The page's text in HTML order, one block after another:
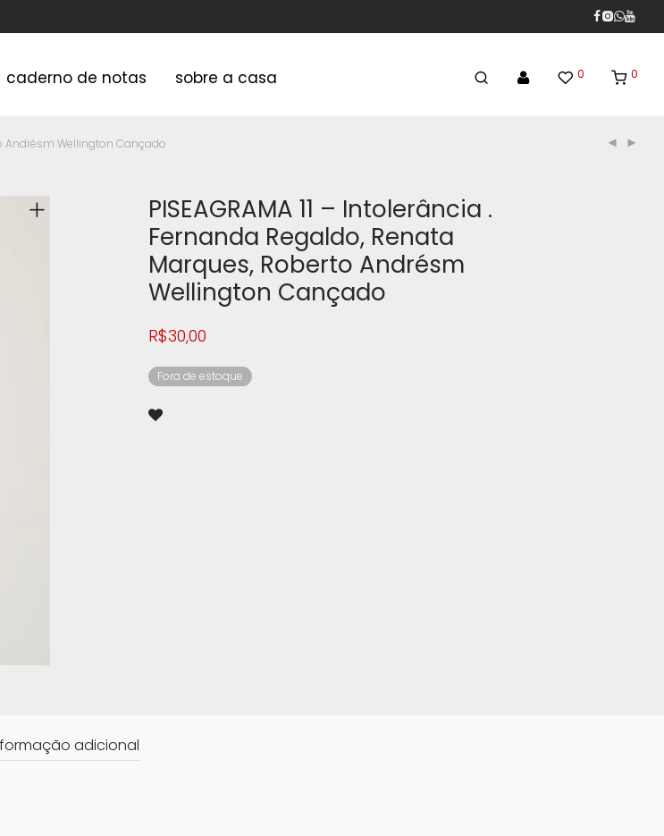
caderno de notas sobre a casa 0 0
Andrésm Wellington Cançado
PISEAGRAMA 11 – Intolerância .
Fernanda Regaldo, Renata
Marques, Roberto Andrésm
Wellington Cançado
R$30,00
Fora de estoque
adicional